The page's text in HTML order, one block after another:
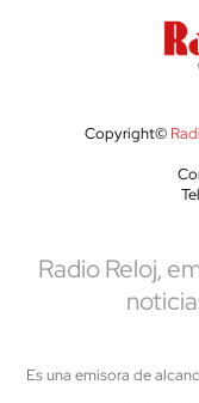
Copyright©
Radio Reloj,
Es una emisora de